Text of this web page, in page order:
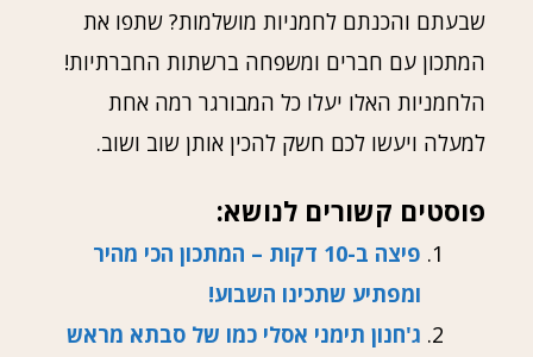
שבעתם והכנתם לחמניות מושלמות? שתפו את
המתכון עם חברים ומשפחה ברשתות החברתיות!
הלחמניות האלו יעלו כל המבורגר רמה אחת
למעלה ויעשו לכם חשק להכין אותן שוב ושוב.
פוסטים קשורים לנושא:
פיצה ב-10 דקות – המתכון הכי מהיר
ומפתיע שתכינו השבוע!
ג'חנון תימני אסלי כמו של סבתא מראש